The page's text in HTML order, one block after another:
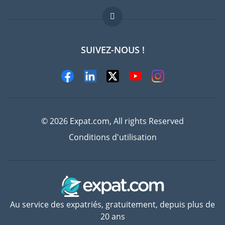
Offres d'emploi
FAQ
Experts
SUIVEZ-NOUS !
© 2026 Expat.com, All rights Reserved
Conditions d'utilisation
Au service des expatriés, gratuitement, depuis plus de
20 ans